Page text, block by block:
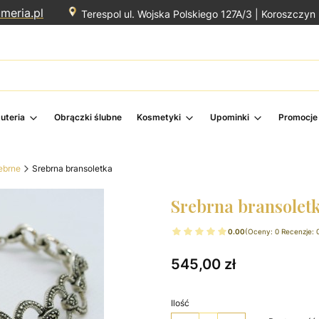
Terespol ul. Wojska Polskiego 127A/3 |
Obrączki ślubne Kosmetyki Upominki Promocje
Srebrna bransoletka
Srebrna
0.00(Oceny: 0 Recenzje:
Cena
545,00 zł
Ilość